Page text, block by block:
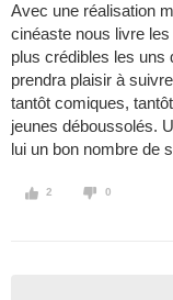
Avec une réalisation
cinéaste nous livre
plus crédibles les uns
prendra plaisir à
tantôt comiques,
jeunes déboussolés.
lui un bon nombre de
2 0